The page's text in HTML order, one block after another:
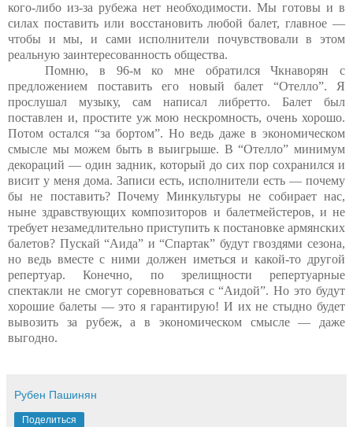
кого-либо из-за рубежа нет необходимости. Мы готовы и в
силах поставить или восстановить любой балет, главное —
чтобы и мы, и сами исполнители почувствовали в этом
реальную заинтересованность общества.
Помню, в 96-м ко мне обратился Чкнаворян с
предложением поставить его новый балет “Отелло”. Я
прослушал музыку, сам написал либретто. Балет был
поставлен и, простите уж мою нескромность, очень хорошо.
Потом остался “за бортом”. Но ведь даже в экономическом
смысле мы можем быть в выигрыше. В “Отелло” минимум
декораций — один задник, который до сих пор сохранился и
висит у меня дома. Записи есть, исполнители есть — почему
бы не поставить? Почему Минкультуры не собирает нас,
ныне здравствующих композиторов и балетмейстеров, и не
требует незамедлительно приступить к постановке армянских
балетов? Пускай “Аида” и “Спартак” будут гвоздями сезона,
но ведь вместе с ними должен иметься и какой-то другой
репертуар. Конечно, по зрелищности репертуарные
спектакли не смогут соревноваться с “Аидой”. Но это будут
хорошие балеты — это я гарантирую! И их не стыдно будет
вывозить за рубеж, а в экономическом смысле — даже
выгодно.
Рубен Пашинян
Поделиться